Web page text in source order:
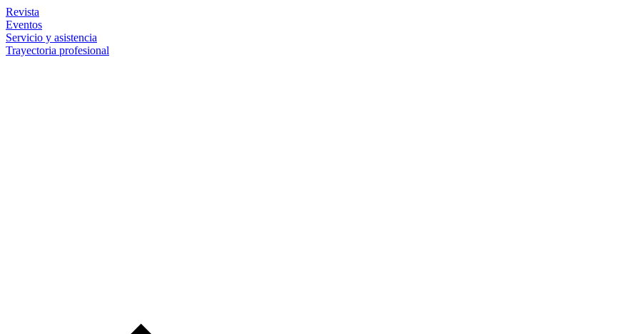
Revista
Eventos
Servicio y asistencia
Trayectoria profesional